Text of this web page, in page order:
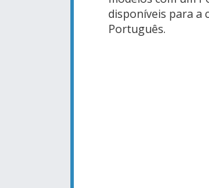
disponíveis para a
Português.